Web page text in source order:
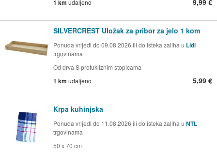
1 km udaljeno
SILVERCREST Uložak za pribor za jelo 1 kom
Ponuda vrijedi do 09.08.2026 ili do isteka zaliha u Lidl
trgovinama
Od drva S protukliznim stopicama
1 km udaljeno 5,99 €
Krpa kuhinjska
Ponuda vrijedi do 11.08.2026 ili do isteka zaliha u NTL
trgovinama
50 x 70 cm